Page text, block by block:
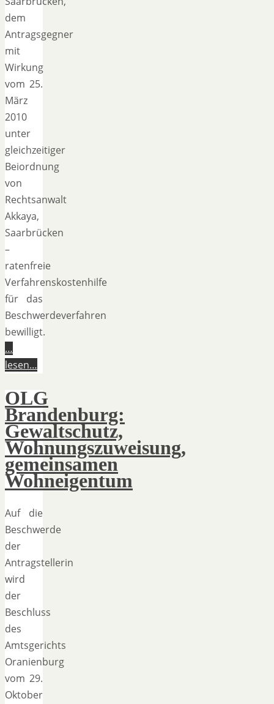
dem
Antragsgegner
mit
Wirkung
vom 25.
März
2010
unter
gleichzeitiger
Beiordnung
von
Rechtsanwalt
Akkaya,
Saarbrücken
–
ratenfreie
Verfahrenskostenhilfe
für das
Beschwerdeverfahren
bewilligt.
…
lesen…
OLG
Brandenburg:
Gewaltschutz,
Wohnungszuweisung,
gemeinsamen
Wohneigentum
Auf die
Beschwerde
der
Antragstellerin
wird
der
Beschluss
des
Amtsgerichts
Oranienburg
vom 29.
Oktober